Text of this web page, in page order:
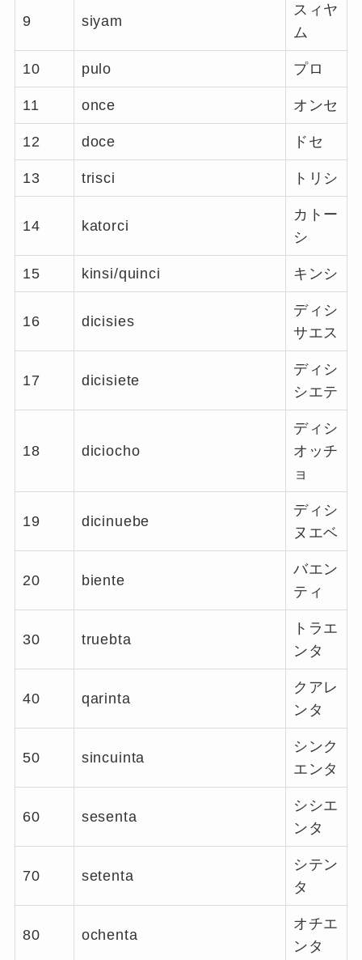
9 siyam
スィヤ
ム
10 pulo プロ
11 once オンセ
12 doce ドセ
13 trisci トリシ
14 katorci
カトー
シ
15 kinsi/quinci キンシ
16 dicisies
ディシ
サエス
17 dicisiete
ディシ
シエテ
18 diciocho
ディシ
オッチ
ョ
19 dicinuebe
ディシ
ヌエベ
20 biente
バエン
ティ
30 truebta
トラエ
ンタ
40 qarinta
クアレ
ンタ
50 sincuinta
シンク
エンタ
60 sesenta
シシエ
ンタ
70 setenta
シテン
タ
80 ochenta
オチエ
ンタ